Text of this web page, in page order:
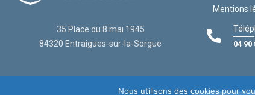
35 Place du 8 mai 1945
84320 Entraigues-sur-la-Sorgue
Mentions
04 90
Nous utilisons des cookies pour